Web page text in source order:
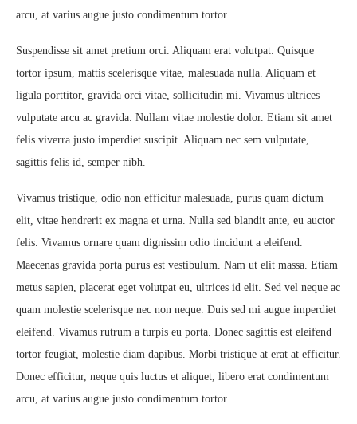
arcu, at varius augue justo condimentum tortor.
Suspendisse sit amet pretium orci. Aliquam erat volutpat. Quisque
tortor ipsum, mattis scelerisque vitae, malesuada nulla. Aliquam et
ligula porttitor, gravida orci vitae, sollicitudin mi. Vivamus ultrices
vulputate arcu ac gravida. Nullam vitae molestie dolor. Etiam sit amet
felis viverra justo imperdiet suscipit. Aliquam nec sem vulputate,
sagittis felis id, semper nibh.
Vivamus tristique, odio non efficitur malesuada, purus quam dictum
elit, vitae hendrerit ex magna et urna. Nulla sed blandit ante, eu auctor
felis. Vivamus ornare quam dignissim odio tincidunt a eleifend.
Maecenas gravida porta purus est vestibulum. Nam ut elit massa. Etiam
metus sapien, placerat eget volutpat eu, ultrices id elit. Sed vel neque ac
quam molestie scelerisque nec non neque. Duis sed mi augue imperdiet
eleifend. Vivamus rutrum a turpis eu porta. Donec sagittis est eleifend
tortor feugiat, molestie diam dapibus. Morbi tristique at erat at efficitur.
Donec efficitur, neque quis luctus et aliquet, libero erat condimentum
arcu, at varius augue justo condimentum tortor.